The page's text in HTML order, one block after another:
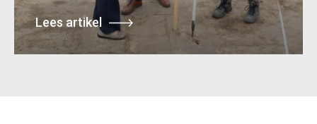
Lees artikel